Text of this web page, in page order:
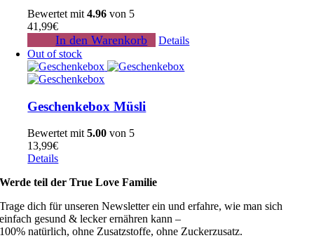
Bewertet mit4.96 von 5
41,99€
In den Warenkorb
Details
Out of stock
Geschenkebox Müsli
Bewertet mit5.00 von 5
13,99€
Details
Werde teil der True Love Familie
Trage dich für unseren Newsletter ein und erfahre, wie man sich
einfach gesund & lecker ernähren kann –
100% natürlich, ohne Zusatzstoffe, ohne Zuckerzusatz.